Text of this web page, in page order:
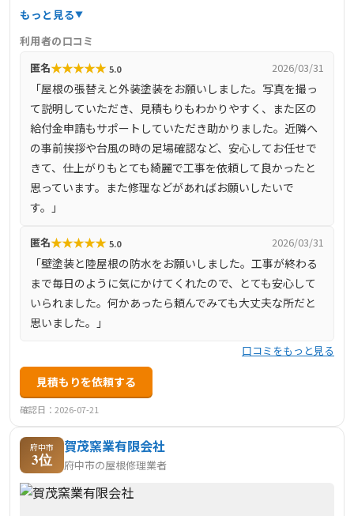
見積・点検・調査は無料で、迅速な対応と職人価格を特徴
おり、安心の工事とアフターフォローに力を入れていま
す。工事後のお客様との長期的なお付き合いを大切にして
おり、リピーターや紹介による依頼が多いことも信頼の証
です。
もっと見る
利用者の口コミ
匿名★★★★★ 5.0 2026/03/31
「屋根の張替えと外装塗装をお願いしました。写真を撮っ
て説明していただき、見積もりもわかりやすく、また区の
給付金申請もサポートしていただき助かりました。近隣へ
の事前挨拶や台風の時の足場確認など、安心してお任せで
きて、仕上がりもとても綺麗で工事を依頼して良かったと
思っています。また修理などがあればお願いしたいで
す。」
匿名★★★★★ 5.0 2026/03/31
「壁塗装と陸屋根の防水をお願いしました。工事が終わる
まで毎日のように気にかけてくれたので、とても安心して
いられました。何かあったら頼んでみても大丈夫な所だと
思いました。」
口コミをもっと見る
見積もりを依頼する
確認日：2026-07-21
府中市
3位
賀茂窯業有限会社
府中市の屋根修理業者